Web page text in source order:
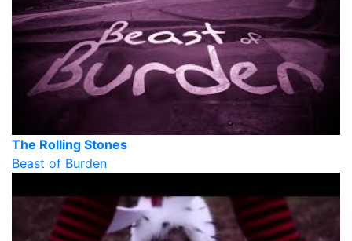
The Rolling Stones
Beast of Burden